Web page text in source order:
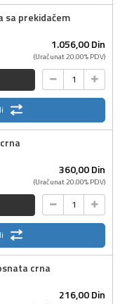
sa prekidačem
1.056,00Din
(Uračunat 20.00% PDV)
360,00Din
(Uračunat 20.00% PDV)
crna
216,00Din